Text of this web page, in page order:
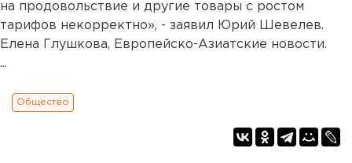
на продовольствие и другие товары с ростом
тарифов некорректно», - заявил Юрий Шевелев.
Елена Глушкова, Европейско-Азиатские новости.
...
Общество